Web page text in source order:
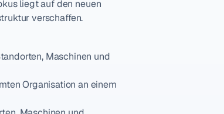
liegt auf den neuen
verschaffen.
Maschinen und
Organisation an einem